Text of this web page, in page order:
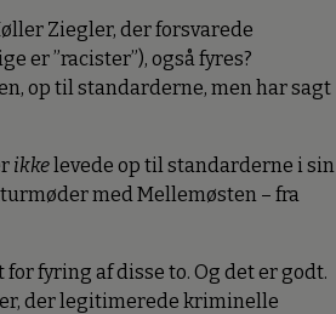
Ziegler, der forsvarede
er ”racister”), også fyres?
op til standarderne, men har sagt
ikkelevede op til standarderne i sin
med Mellemøsten – fra
fyring af disse to. Og det er godt.
der legitimerede kriminelle